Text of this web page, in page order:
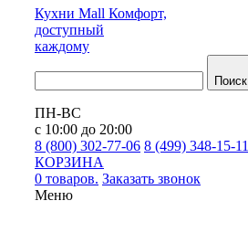
Кухни Mall Комфорт,
доступный
каждому
Поиск
ПН-ВС
с 10:00 до 20:00
8 (800) 302-77-06 8 (499) 348-15-11
КОРЗИНА
0 товаров. Заказать звонок
Меню